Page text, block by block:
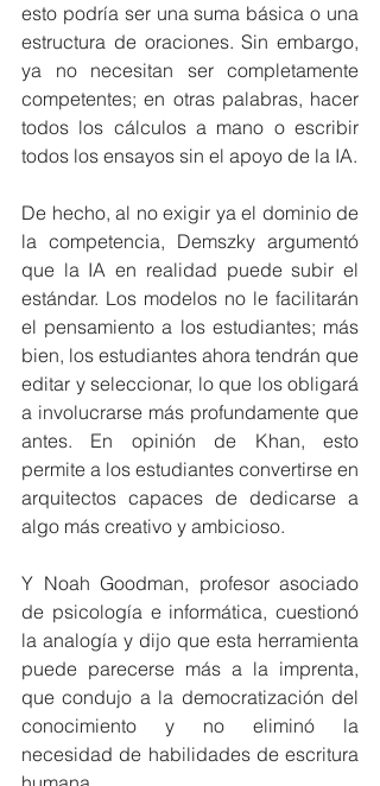
esto podría ser una suma básica o una
estructura de oraciones. Sin embargo,
ya no necesitan ser completamente
competentes; en otras palabras, hacer
todos los cálculos a mano o escribir
todos los ensayos sin el apoyo de la IA.
De hecho, al no exigir ya el dominio de
la competencia, Demszky argumentó
que la IA en realidad puede subir el
estándar. Los modelos no le facilitarán
el pensamiento a los estudiantes; más
bien, los estudiantes ahora tendrán que
editar y seleccionar, lo que los obligará
a involucrarse más profundamente que
antes. En opinión de Khan, esto
permite a los estudiantes convertirse en
arquitectos capaces de dedicarse a
algo más creativo y ambicioso.
Y Noah Goodman, profesor asociado
de psicología e informática, cuestionó
la analogía y dijo que esta herramienta
puede parecerse más a la imprenta,
que condujo a la democratización del
conocimiento y no eliminó la
necesidad de habilidades de escritura